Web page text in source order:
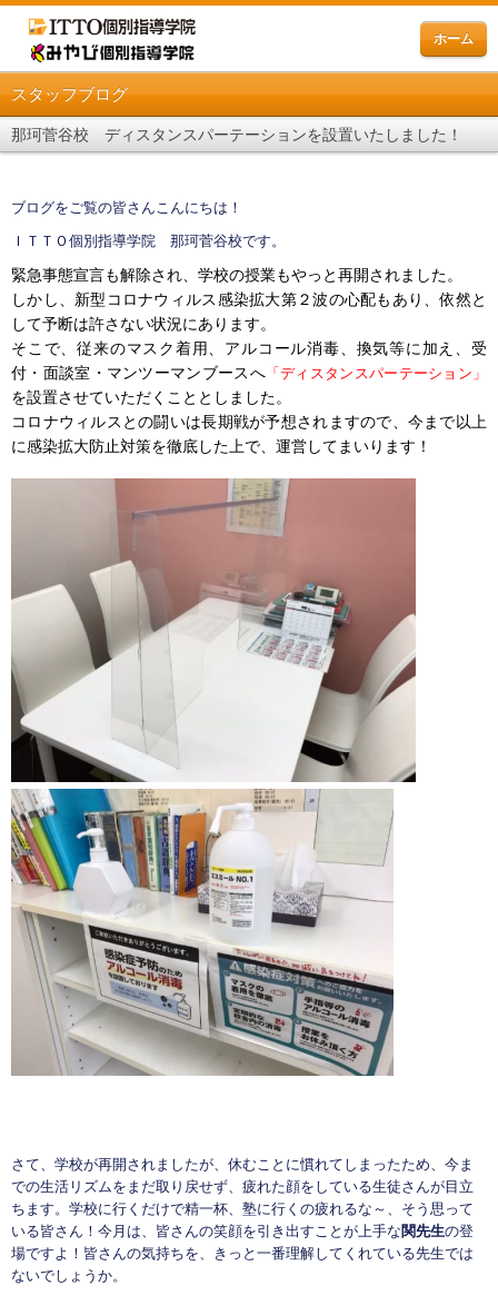
ホーム
スタッフブログ
那珂菅谷校 ディスタンスパーテーションを設置いたしました！
ブログをご覧の皆さんこんにちは！
ＩＴＴＯ個別指導学院 那珂菅谷校です。
緊急事態宣言も解除され、学校の授業もやっと再開されました。
しかし、新型コロナウィルス感染拡大第２波の心配もあり、依然と
して予断は許さない状況にあります。
そこで、従来のマスク着用、アルコール消毒、換気等に加え、受
付・面談室・マンツーマンブースへ「ディスタンスパーテーション」
を設置させていただくこととしました。
コロナウィルスとの闘いは長期戦が予想されますので、今まで以上
に感染拡大防止対策を徹底した上で、運営してまいります！
さて、学校が再開されましたが、休むことに慣れてしまったため、今ま
での生活リズムをまだ取り戻せず、疲れた顔をしている生徒さんが目立
ちます。学校に行くだけで精一杯、塾に行くの疲れるな～、そう思って
いる皆さん！今月は、皆さんの笑顔を引き出すことが上手な 関先生の登
場ですよ！皆さんの気持ちを、きっと一番理解してくれている先生では
ないでしょうか。